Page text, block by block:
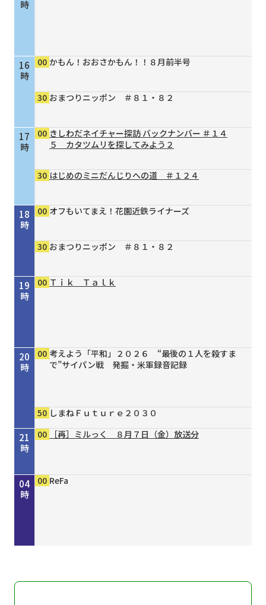
時
16
時
17
時
18
時
19
時
20
時
21
時
22
時
23
時
00
時
01
時
02
時
03
時
04
時
00 かもん！おおさかもん！！８月前半号
30 おまつりニッポン ＃８１・８２
00 きしわだネイチャー探訪 バックナンバー ＃１４
５ カタツムリを探してみよう２
30 はじめのミニだんじりへの道 ＃１２４
00 オフもいてまえ！花園近鉄ライナーズ
30 おまつりニッポン ＃８１・８２
00 Ｔｉｋ Ｔａｌｋ
00 考えよう「平和」２０２６ “最後の１人を殺すま
で”サイパン戦 発掘・米軍録音記録
50 しまねＦｕｔｕｒｅ２０３０
00
［再］ミルっく ８月７日（金）放送分
00 かもん！おおさかもん！！８月前半号
30 タイガースＶ特急 ８／１１号
00 ［再］ミルっく ８月７日（金）放送分
00 Ｄａｙ Ｔｒｉｐｐｅｒ ＃７９
15 オリックス・バファローズが好きやねん！８／８
20 しまねＦｕｔｕｒｅ２０３０
30 おまつりニッポン ＃８１・８２
00 澤崎 隆人のドラマティックファッション
00 ReFa
00 ReFa
00 ReFa